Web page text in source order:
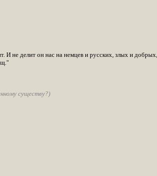
И не делит он нас на немцев и русских, злых и
существу?)